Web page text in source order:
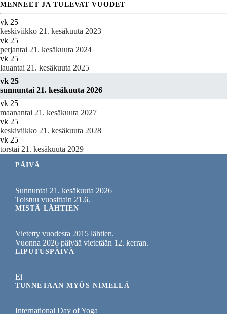
MENNEET JA TULEVAT VUODET
vk 25
keskiviikko 21. kesäkuuta 2023
vk 25
perjantai 21. kesäkuuta 2024
vk 25
lauantai 21. kesäkuuta 2025
vk 25
sunnuntai 21. kesäkuuta 2026
vk 25
maanantai 21. kesäkuuta 2027
vk 25
keskiviikko 21. kesäkuuta 2028
vk 25
torstai 21. kesäkuuta 2029
PÄIVÄ
Sunnuntai 21. kesäkuuta 2026
Toistuu vuosittain 21.6.
MISTÄ LÄHTIEN
Vietetty vuodesta 2015 lähtien.
Vuonna 2026 päivää vietetään 12. kerran.
LIPUTUSPÄIVÄ
Ei
TUNNETAAN MYÖS NIMELLÄ
International Day of Yoga